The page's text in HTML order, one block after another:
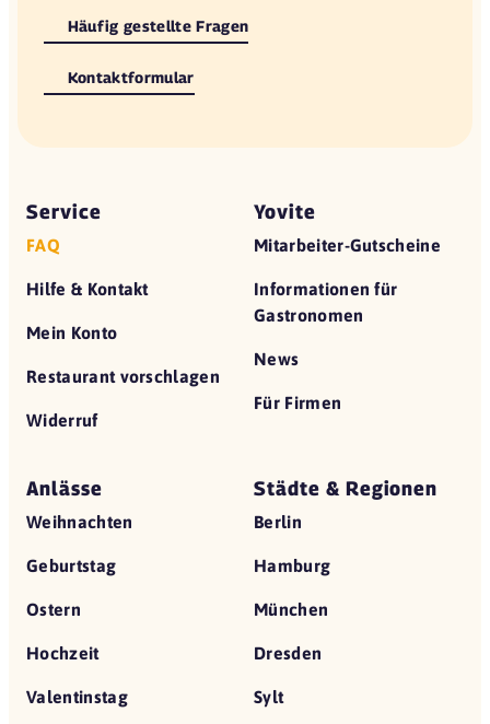
Häufig gestellte Fragen
Kontaktformular
Service
FAQ
Hilfe & Kontakt
Mein Konto
Restaurant vorschlagen
Widerruf
Yovite
Mitarbeiter-Gutscheine
Informationen für
Gastronomen
News
Für Firmen
Anlässe
Weihnachten
Geburtstag
Ostern
Hochzeit
Valentinstag
Städte & Regionen
Berlin
Hamburg
München
Dresden
Sylt